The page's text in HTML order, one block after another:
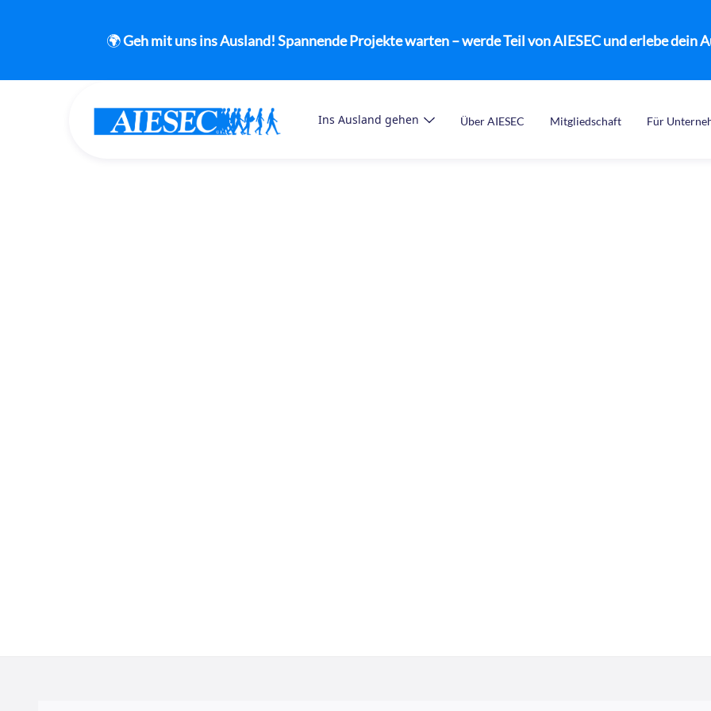
🌍Geh mit uns ins Ausland! Spannende Projekte warten – werde Teil von AIESEC und erlebe dein
Ins Ausland gehen Über AIESEC Mitgliedschaft Für